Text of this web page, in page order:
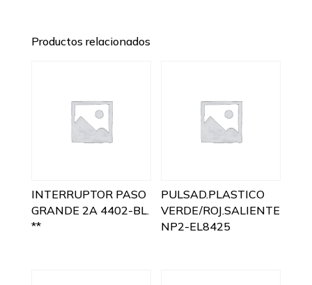
Productos relacionados
INTERRUPTOR PASO
GRANDE 2A 4402-BL.
**
PULSAD.PLASTICO
VERDE/ROJ.SALIENTE
NP2-EL8425